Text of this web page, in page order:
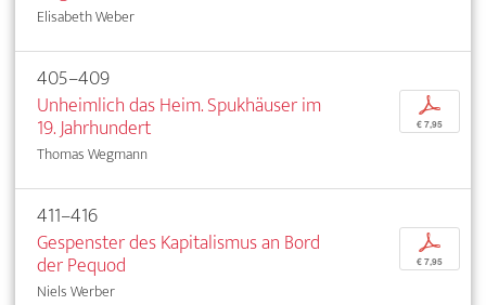
Elisabeth Weber
405–409
Unheimlich das Heim. Spukhäuser im
19. Jahrhundert
Thomas Wegmann
p
€ 7,95
411–416
Gespenster des Kapitalismus an Bord
der Pequod
Niels Werber
p
€ 7,95